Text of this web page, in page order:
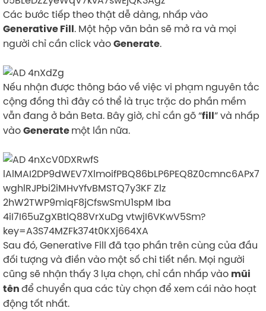
Các bước tiếp theo thật dễ dàng, nhấp vào
Generative Fill. Một hộp văn bản sẽ mở ra và mọi
người chỉ cần click vàoGenerate.
Nếu nhận được thông báo về việc vi phạm nguyên tắc
cộng đồng thì đây có thể là trục trặc do phần mềm
vẫn đang ở bản Beta. Bây giờ, chỉ cần gõ “fill” và nhấp
vàoGeneratemột lần nữa.
Sau đó, Generative Fill đã tạo phần trên cùng của đầu
đối tượng và điền vào một số chi tiết nền. Mọi người
cũng sẽ nhận thấy 3 lựa chọn, chỉ cần nhấp vào mũi
tênđể chuyển qua các tùy chọn để xem cái nào hoạt
động tốt nhất.